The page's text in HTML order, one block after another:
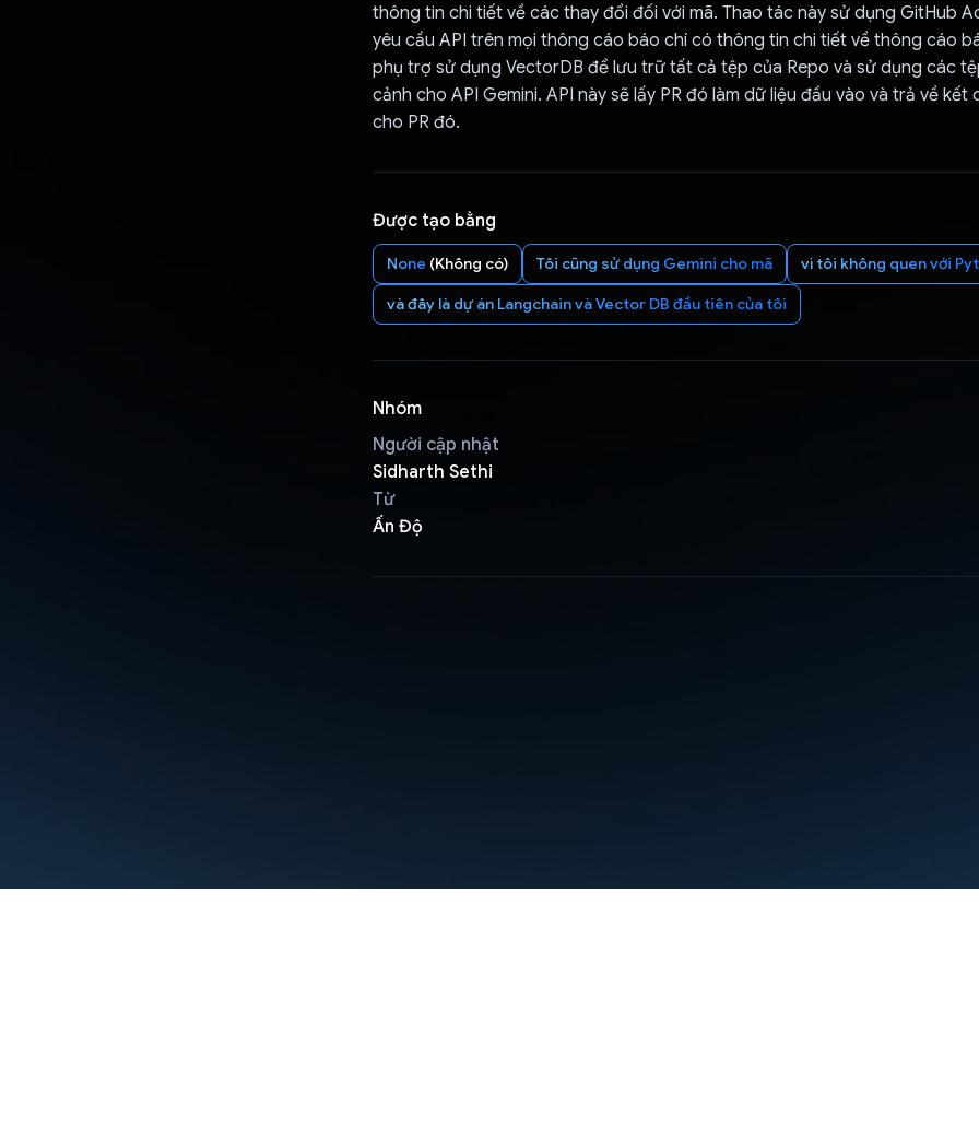
thông tin chi tiết về các thay đổi đối với mã. Thao tác này sử dụng GitHub
yêu cầu API trên mọi thông cáo báo chí có thông tin chi tiết về thông cáo
phụ trợ sử dụng VectorDB để lưu trữ tất cả tệp của Repo và sử dụng các
cảnh cho API Gemini. API này sẽ lấy PR đó làm dữ liệu đầu vào và trả về kết
cho PR đó.
Được tạo bằng
None (Không có) Tôi cũng sử dụng Gemini cho mã vì tôi không quen với
và đây là dự án Langchain và Vector DB đầu tiên của tôi
Nhóm
Người cập nhật
Sidharth Sethi
Từ
Ấn Độ